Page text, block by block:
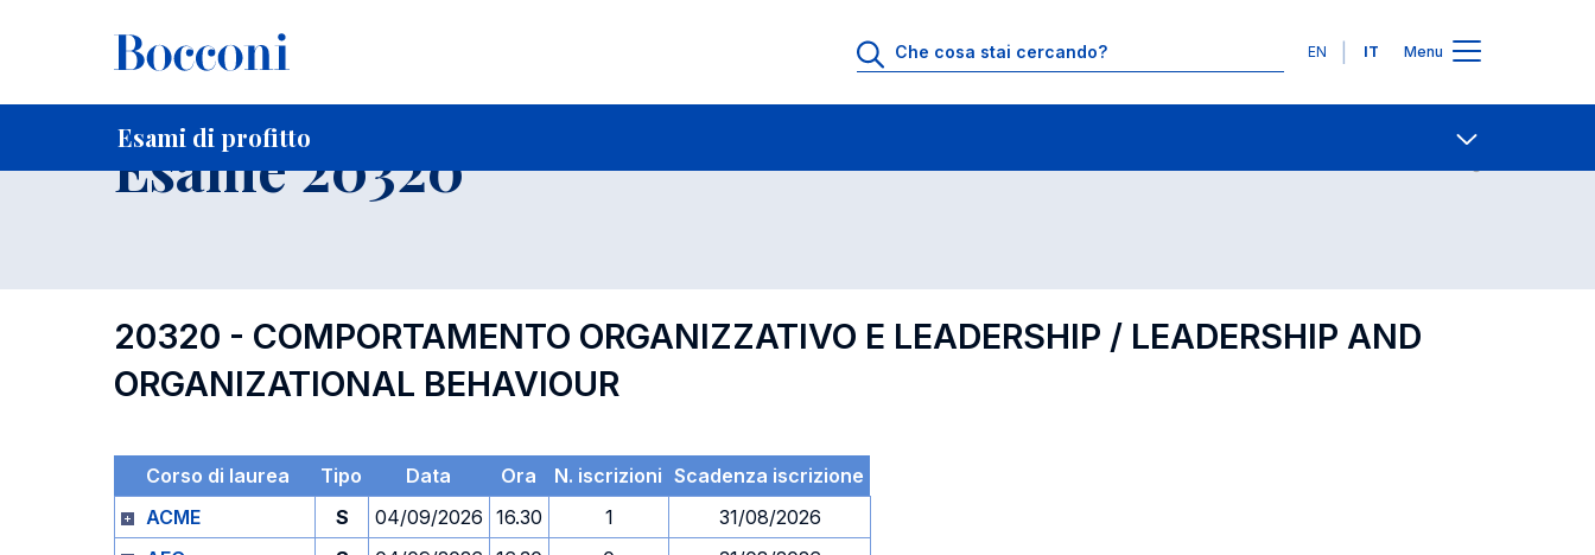
Lingue
EN IT Menu
Esami di profitto
Home Per studenti iscritti Contatti
Esame 20320
20320 - COMPORTAMENTO ORGANIZZATIVO E LEADERSHIP / LEADERSHIP AND
ORGANIZATIONAL BEHAVIOUR
Corso di laurea Tipo Data Ora N. iscrizioni Scadenza iscrizione
ACME
S 04/09/2026 16.30 1
31/08/2026